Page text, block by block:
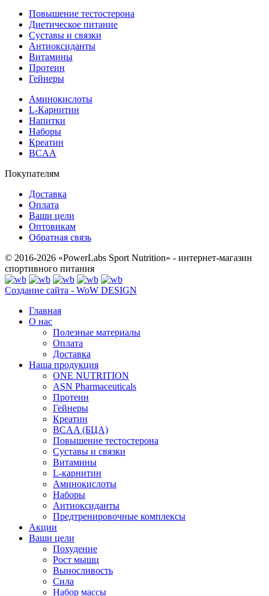
Повышение тестостерона
Диетическое питание
Суставы и связки
Антиоксиданты
Витамины
Протеин
Гейнеры
Аминокислоты
L-Карнитин
Напитки
Наборы
Креатин
BCAA
Покупателям
Доставка
Оплата
Ваши цели
Оптовикам
Обратная связь
© 2016-2026 «PowerLabs Sport Nutrition» - интернет-магазин
спортивного питания
Создание сайта - WoW DESIGN
Главная
О нас
Полезные материалы
Оплата
Доставка
Наша продукция
ONE NUTRITION
ASN Pharmaceuticals
Протеин
Гейнеры
Креатин
BCAA (БЦА)
Повышение тестостерона
Суставы и связки
Витамины
L-карнитин
Аминокислоты
Наборы
Антиоксиданты
Предтренировочные комплексы
Акции
Ваши цели
Похудение
Рост мышц
Выносливость
Сила
Набор массы